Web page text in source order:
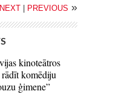
NEXT PREVIOUS »
kinoteātros
rādīt komēdiju
ģimene”